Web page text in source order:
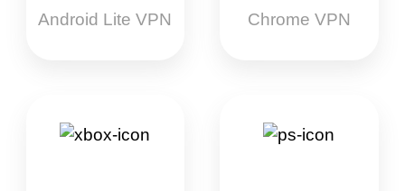
Android Lite VPN Chrome VPN